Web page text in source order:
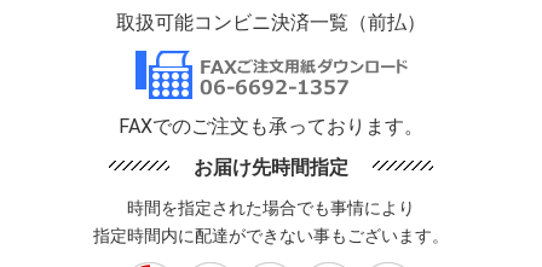
取扱可能コンビニ決済一覧（前払）
FAXでのご注文も承っております。
お届け先時間指定
時間を指定された場合でも事情により
指定時間内に配達ができない事もございます。